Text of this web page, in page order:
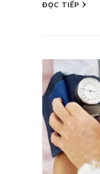
ĐỌC TIẾP